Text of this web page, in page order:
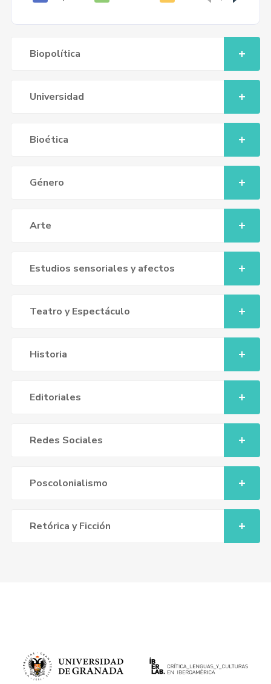
Biopolítica
Universidad
Bioética
Género
Arte
Estudios sensoriales y afectos
Teatro y Espectáculo
Historia
Editoriales
Redes Sociales
Poscolonialismo
Retórica y Ficción